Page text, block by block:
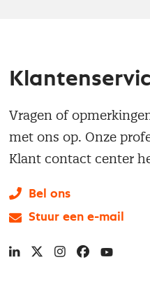
Vragen of
met ons op. Onze
Klant contact center
Bel ons
Stuur een e-mail
LinkedIn
X Instagram
Facebook
YouTube